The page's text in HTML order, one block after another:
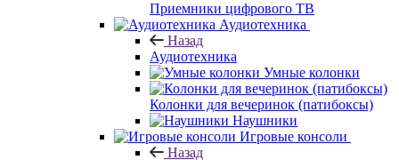
Приемники цифрового ТВ
Аудиотехника
Назад
Аудиотехника
Умные колонки
Колонки для вечеринок (патибоксы)
Наушники
Игровые консоли
Назад